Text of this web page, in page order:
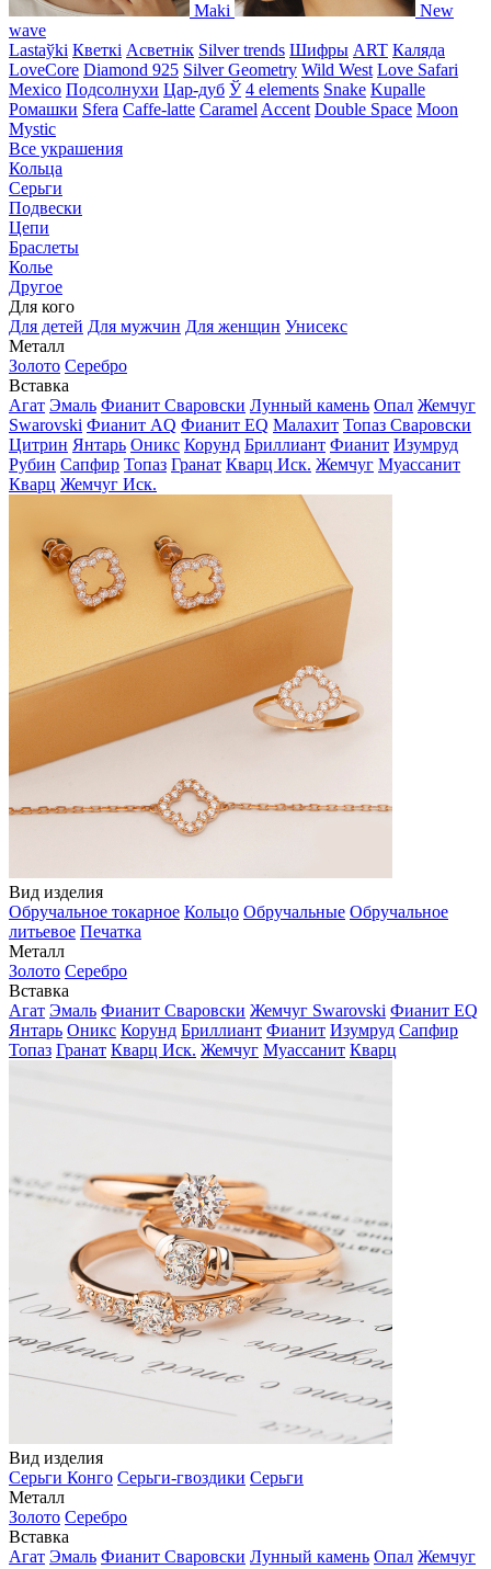
Maki
New
wave
Lastaўki Кветкі Асветнiк Silver trends Шифры ART Каляда
LoveCore Diamond 925 Silver Geometry Wild West Love Safari
Mexico Подсолнухи Цар-дуб Ў 4 elements Snake Kupalle
Ромашки Sfera Caffe-latte Caramel Accent Double Space Moon
Mystic
Все украшения
Кольца
Серьги
Подвески
Цепи
Браслеты
Колье
Другое
Для кого
Для детей Для мужчин Для женщин Унисекс
Металл
Золото Серебро
Вставка
Агат Эмаль Фианит Сваровски Лунный камень Опал Жемчуг
Swarovski Фианит AQ Фианит EQ Малахит Топаз Сваровски
Цитрин Янтарь Оникс Корунд Бриллиант Фианит Изумруд
Рубин Сапфир Топаз Гранат Кварц Иск. Жемчуг Муассанит
Кварц Жемчуг Иск.
Вид изделия
Обручальное токарное Кольцо Обручальные Обручальное
литьевое Печатка
Металл
Золото Серебро
Вставка
Агат Эмаль Фианит Сваровски Жемчуг Swarovski Фианит EQ
Янтарь Оникс Корунд Бриллиант Фианит Изумруд Сапфир
Топаз Гранат Кварц Иск. Жемчуг Муассанит Кварц
Вид изделия
Серьги Конго Серьги-гвоздики Серьги
Металл
Золото Серебро
Вставка
Агат Эмаль Фианит Сваровски Лунный камень Опал Жемчуг